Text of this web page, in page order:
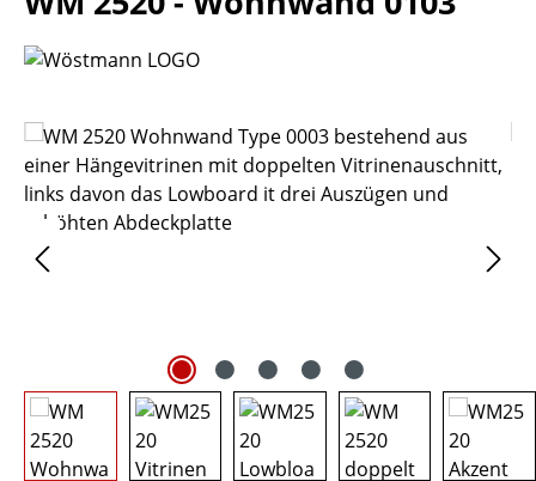
Bildergalerie überspringen